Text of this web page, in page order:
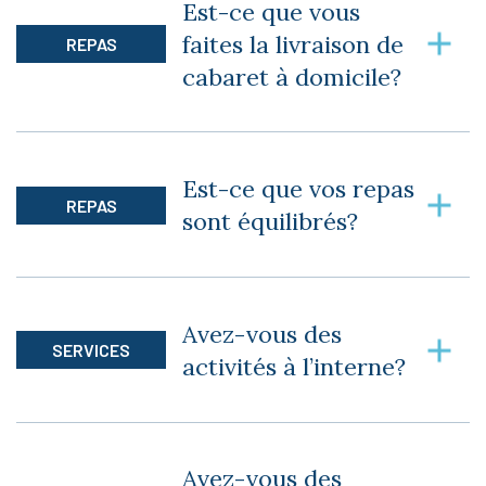
REPAS
Est-ce que vous
faites la livraison de
cabaret à domicile?
REPAS
Est-ce que vos repas
sont équilibrés?
pour vous chaque jour.
SERVICES
Avez-vous des
activités à l’interne?
Avez-vous des